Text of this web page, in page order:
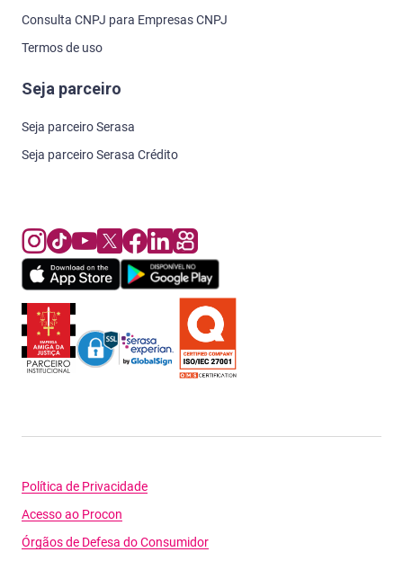
Consulta CNPJ para Empresas CNPJ
Termos de uso
Seja parceiro
Seja parceiro Serasa
Seja parceiro Serasa Crédito
Política de Privacidade
Acesso ao Procon
Órgãos de Defesa do Consumidor